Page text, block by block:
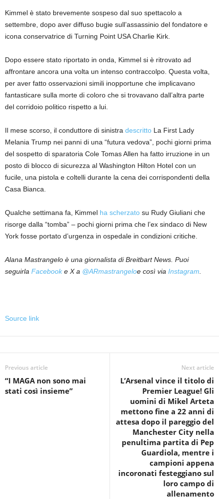
Kimmel è stato brevemente sospeso dal suo spettacolo a
settembre, dopo aver diffuso bugie sull’assassinio del fondatore e
icona conservatrice di Turning Point USA Charlie Kirk.
Dopo essere stato riportato in onda, Kimmel si è ritrovato ad
affrontare ancora una volta un intenso contraccolpo. Questa volta,
per aver fatto osservazioni simili inopportune che implicavano
fantasticare sulla morte di coloro che si trovavano dall’altra parte
del corridoio politico rispetto a lui.
Il mese scorso, il conduttore di sinistra descritto La First Lady
Melania Trump nei panni di una “futura vedova”, pochi giorni prima
del sospetto di sparatoria Cole Tomas Allen ha fatto irruzione in un
posto di blocco di sicurezza al Washington Hilton Hotel con un
fucile, una pistola e coltelli durante la cena dei corrispondenti della
Casa Bianca.
Qualche settimana fa, Kimmel ha scherzato su Rudy Giuliani che
risorge dalla “tomba” – pochi giorni prima che l’ex sindaco di New
York fosse portato d’urgenza in ospedale in condizioni critiche.
Alana Mastrangelo è una giornalista di Breitbart News. Puoi
seguirla Facebooke X a @ARmastrangeloe così via Instagram
Source link
Previous article
“I MAGA non sono mai
stati così insieme”
Next article
L’Arsenal vince il titolo di
Premier League! Gli
uomini di Mikel Arteta
mettono fine a 22 anni di
attesa dopo il pareggio del
Manchester City nella
penultima partita di Pep
Guardiola, mentre i
campioni appena
incoronati festeggiano sul
loro campo di
allenamento